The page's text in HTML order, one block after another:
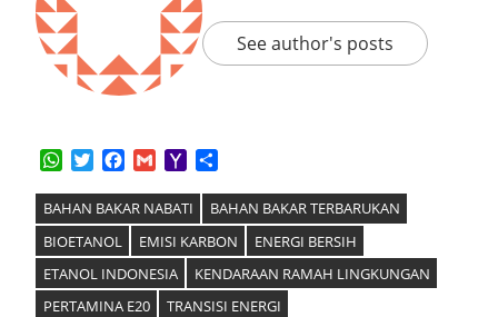
See author's posts
WhatsApp
TwitterFacebook
GmailYahoo
BAHAN BAKAR NABATI
BAHAN BAKAR TERBARUKAN
BIOETANOL
EMISI KARBON
ENERGI BERSIH
ETANOL INDONESIA
KENDARAAN RAMAH LINGKUNGAN
PERTAMINA E20
TRANSISI ENERGI